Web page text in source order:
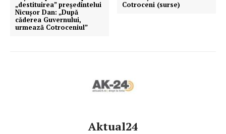
„destituirea” președintelui
Nicușor Dan: „După
căderea Guvernului,
urmează Cotroceniul”
Cotroceni (surse)
Aktual24